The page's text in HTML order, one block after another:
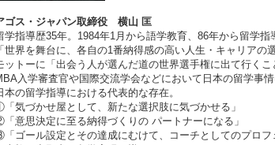
ゴス・ジャパン取締役 横山 匡
学指導歴35年。 1984年1月から語学教育、86年から留学指
「世界を舞台に、各自の1番納得感の高い人生・キャリアの
ットーに「出会う人が選んだ道の世界選手権に出て行く
入学審査官や国際交流学会などにおいて日本の留学事
本の留学指導における代表的な存在。
「気づかせ屋として、新たな選択肢に気づかせる」
意思決定に至る納得づくりの パートナーになる」
ゴール設定とその達成にむけて、コーチとしてのプロフ